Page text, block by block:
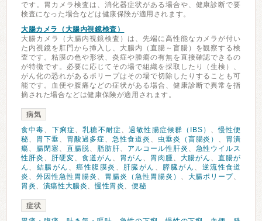
です。胃カメラ検査は、消化器症状がある場合や、健康診断で要
検査になった場合などは健康保険が適用されます。
大腸カメラ（大腸内視鏡検査）
大腸カメラ（大腸内視鏡検査）は、先端に高性能なカメラが付い
た内視鏡を肛門から挿入し、大腸内（直腸～盲腸）を観察する検
査です。粘膜の色や形状、炎症や腫瘍の有無を直接確認できるの
が特徴です。必要に応じてその場で組織を採取したり（生検）、
がん化の恐れがあるポリープはその場で切除したりすることも可
能です。血便や腹痛などの症状がある場合、健康診断で異常を指
摘された場合などは健康保険が適用されます。
病気
食中毒、 下痢症、乳糖不耐症、過敏性腸症候群（IBS） 、慢性便
秘、 胃下垂、 胃酸過多症、 急性食道炎 、 虫垂炎（盲腸炎） 、 胃潰
瘍、 腸閉塞、 直腸脱、 脂肪肝、 アルコール性肝炎 、 急性ウイルス
性肝炎 、 肝硬変、 食道がん 、 胃がん 、 胃肉腫、 大腸がん 、直腸が
ん 、 結腸がん 、癌性腹膜炎 、 肝臓がん 、 膵臓がん 、 逆流性食道
炎 、 外因性急性胃腸炎 、 胃腸炎（急性胃腸炎） 、 大腸ポリープ、
胃炎、 潰瘍性大腸炎、慢性胃炎、便秘
症状